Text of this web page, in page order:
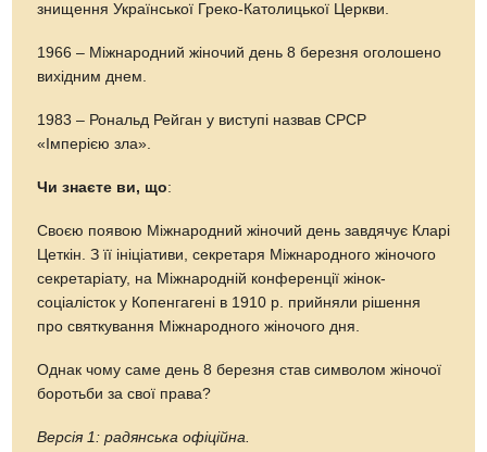
знищення Української Греко-Католицької Церкви.
1966 – Міжнародний жіночий день 8 березня оголошено
вихідним днем.
1983 – Рональд Рейган у виступі назвав СРСР
«Імперією зла».
Чи знаєте ви, що:
Своєю появою Міжнародний жіночий день завдячує Кларі
Цеткін. З її ініціативи, секретаря Міжнародного жіночого
секретаріату, на Міжнародній конференції жінок-
соціалісток у Копенгагені в 1910 р. прийняли рішення
про святкування Міжнародного жіночого дня.
Однак чому саме день 8 березня став символом жіночої
боротьби за свої права?
Версія 1: радянська офіційна.